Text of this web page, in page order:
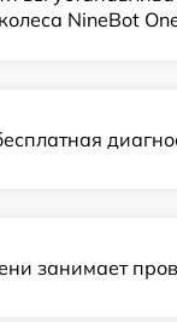
NineBot
занимает